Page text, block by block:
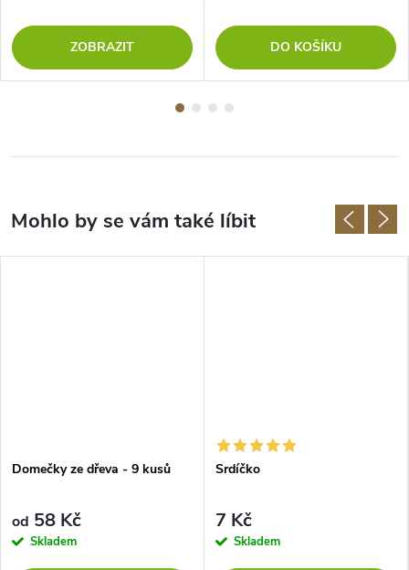
ZOBRAZIT DO KOŠÍKU
Domečky ze dřeva - 9 kusů
od 58 Kč
Skladem
Srdíčko
7 Kč
Skladem